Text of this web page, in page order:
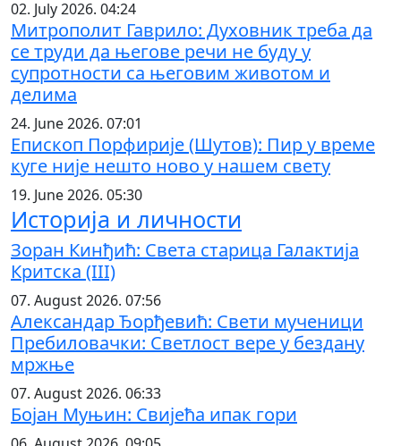
02. July 2026. 04:24
Митрополит Гаврило: Духовник треба да
се труди да његове речи не буду у
супротности са његовим животом и
делима
24. June 2026. 07:01
Епископ Порфирије (Шутов): Пир у време
куге није нешто ново у нашем свету
19. June 2026. 05:30
Историја и личности
Зоран Кинђић: Света старица Галактија
Критска (III)
07. August 2026. 07:56
Александар Ђорђевић: Свети мученици
Пребиловачки: Светлост вере у бездану
мржње
07. August 2026. 06:33
Бојан Муњин: Свијећа ипак гори